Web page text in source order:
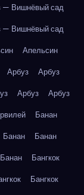
— Вишнёвый сад
— Вишнёвый сад
Апельсин
Арбуз
Арбуз
Арбуз
Арбуз
Банан
Банан
Банан
Банан
Бангкок
Бангкок